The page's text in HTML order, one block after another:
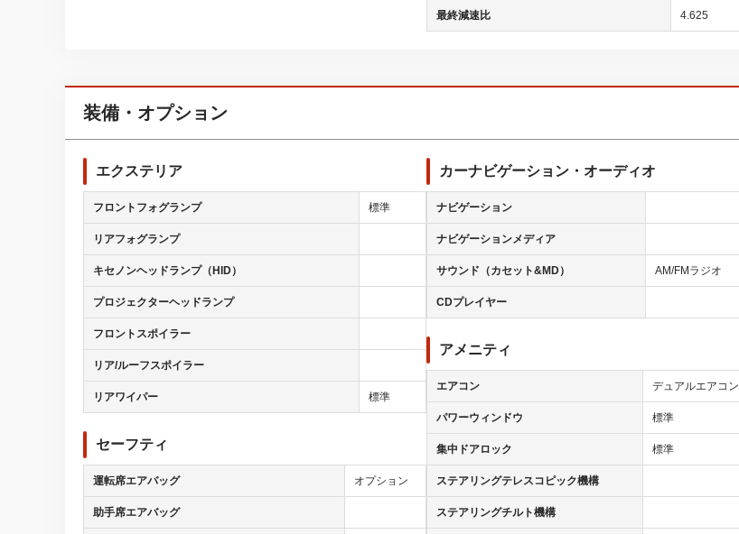
最終減速比 4.625
装備・オプション
エクステリア
フロントフォグランプ 標準
リアフォグランプ
キセノンヘッドランプ（HID）
プロジェクターヘッドランプ
フロントスポイラー
リア/ルーフスポイラー
リアワイパー 標準
セーフティ
運転席エアバッグ オプション
助手席エアバッグ
カーナビゲーション・オーディオ
ナビゲーション
ナビゲーションメディア
サウンド（カセット&MD） AM/FMラジオ
CDプレイヤー
アメニティ
エアコン デュアルエアコン
パワーウィンドウ 標準
集中ドアロック 標準
ステアリングテレスコピック機構
ステアリングチルト機構